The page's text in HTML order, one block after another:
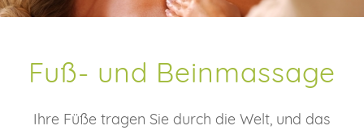
Fuß- und Beinmassage
Ihre Füße tragen Sie durch die Welt, und das